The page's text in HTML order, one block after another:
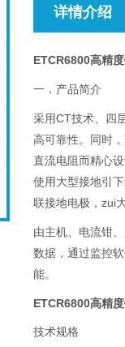
详情介绍
ETCR6800高精
一．产品简介
采用CT技术、四
高可靠性。同时
直流电阻而精心
使用大型接地引
联接地电极，zui
由主机、电流钳
数据，通过监控
能。
ETCR6800高精
技术规格